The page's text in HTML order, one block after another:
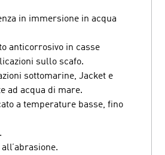
in immersione in acqua
anticorrosivo in casse
sullo scafo.
sottomarine, Jacket e
ad acqua di mare.
a temperature basse, fino